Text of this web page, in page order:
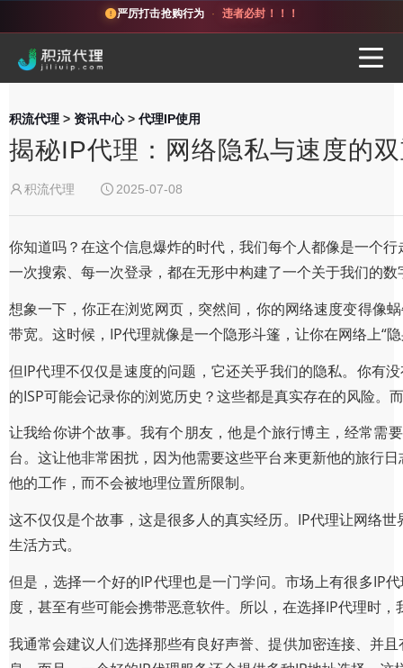
严厉打击抢购行为 · 违者必封！！！
积流代理 > 资讯中心> 代理IP使用
揭秘IP代理：网络隐私与速度的
积流代理 2025-07-08
你知道吗？在这个信息爆炸的时代，我们每个人都像是一个
一次搜索、每一次登录，都在无形中构建了一个关于我们的
想象一下，你正在浏览网页，突然间，你的网络速度变得像
带宽。这时候，IP代理就像是一个隐形斗篷，让你在网络上“
但IP代理不仅仅是速度的问题，它还关乎我们的隐私。你有
的ISP可能会记录你的浏览历史？这些都是真实存在的风险
让我给你讲个故事。我有个朋友，他是个旅行博主，经常需
台。这让他非常困扰，因为他需要这些平台来更新他的旅行
他的工作，而不会被地理位置所限制。
这不仅仅是个故事，这是很多人的真实经历。IP代理让网络
生活方式。
但是，选择一个好的IP代理也是一门学问。市场上有很多IP
度，甚至有些可能会携带恶意软件。所以，在选择IP代理时
我通常会建议人们选择那些有良好声誉、提供加密连接、并